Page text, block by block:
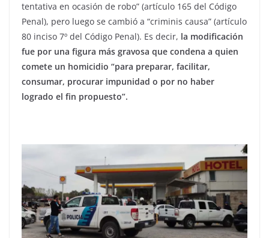
tentativa en ocasión de robo” (artículo 165 del Código
Penal), pero luego se cambió a “criminis causa” (artículo
80 inciso 7º del Código Penal). Es decir, la modificación
fue por una figura más gravosa que condena a quien
comete un homicidio “para preparar, facilitar,
consumar, procurar impunidad o por no haber
logrado el fin propuesto”.